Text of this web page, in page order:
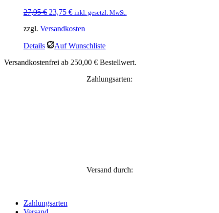
27,95€ Ursprünglicher
war:
23,75 €Aktueller
ist:
inkl. gesetzl. MwSt.
zzgl. Versandkosten
Details
Auf Wunschliste
Versandkostenfrei ab 250,00 € Bestellwert.
Zahlungsarten:
Versand durch:
Zahlungsarten